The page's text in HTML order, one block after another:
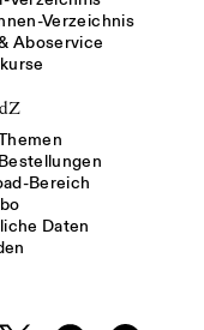
Verzeichnis
Aboservice
Bereich
Daten